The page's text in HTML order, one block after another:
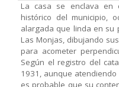
La casa se enclava en
histórico del municipio,
alargada que linda en su
Las Monjas, dibujando
para acometer
Según el registro del
1931, aunque
es probable que su